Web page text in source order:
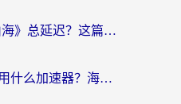
海外玩《天下-异兽山海》总延迟？这篇延迟加速器指南帮你告别卡顿（附日本玩Sky光·遇最高警戒解决方案）
打魔兽争霸网易平台用什么加速器？海外党亲测有效的国服游戏加速指南